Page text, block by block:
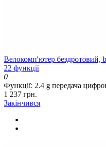
Велокомп'ютер бездротовий,
22 функції
0
Функції: 2.4 g передача
1 237 грн.
Закінчився